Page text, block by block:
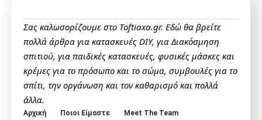
Σας καλωσορίζουμε στο Toftiaxa.gr. Εδώ θα βρείτε
πολλά άρθρα για κατασκευές DIY, για Διακόσμηση
σπιτιού, για παιδικές κατασκευές, φυσικές μάσκες και
κρέμες για το πρόσωπο και το σώμα, συμβουλές για το
σπίτι, την οργάνωση και τον καθαρισμό και πολλά
άλλα.
Αρχική Ποιοι Είμαστε
Meet The Team